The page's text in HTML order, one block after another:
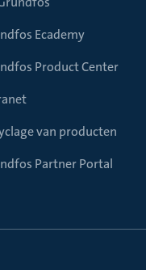
Ecademy
Product Center
van producten
Partner Portal